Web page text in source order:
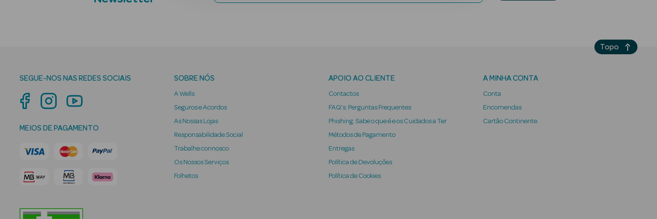
SEGUE-NOS NAS REDES SOCIAIS
MEIOS DE PAGAMENTO
SOBRE NÓS
A Wells
Seguros e Acordos
As Nossas Lojas
Responsabilidade Social
Trabalhe connosco
Os Nossos Serviços
Folhetos
APOIO AO CLIENTE
Contactos
FAQ's: Perguntas Frequentes
Phishing: Sabe o que é e os Cuidados a Ter
Métodos de Pagamento
Entregas
Política de Devoluções
Política de Cookies
A MINHA CONTA
Conta
Encomendas
Cartão Continente
Topo